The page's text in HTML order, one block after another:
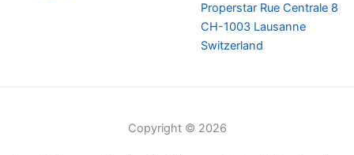
Properstar Rue Centrale 8
CH-1003 Lausanne
Switzerland
Copyright © 2026